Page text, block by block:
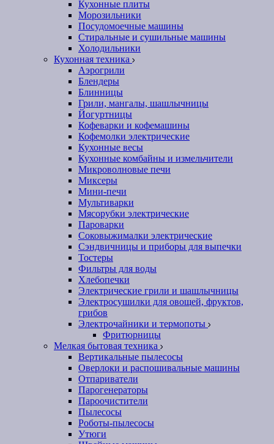
Кухонные плиты
Морозильники
Посудомоечные машины
Стиральные и сушильные машины
Холодильники
Кухонная техника
Аэрогрили
Блендеры
Блинницы
Грили, мангалы, шашлычницы
Йогуртницы
Кофеварки и кофемашины
Кофемолки электрические
Кухонные весы
Кухонные комбайны и измельчители
Микроволновые печи
Миксеры
Мини-печи
Мультиварки
Мясорубки электрические
Пароварки
Соковыжималки электрические
Сэндвичницы и приборы для выпечки
Тостеры
Фильтры для воды
Хлебопечки
Электрические грили и шашлычницы
Электросушилки для овощей, фруктов,
грибов
Электрочайники и термопоты
Фритюрницы
Мелкая бытовая техника
Вертикальные пылесосы
Оверлоки и распошивальные машины
Отпариватели
Парогенераторы
Пароочистители
Пылесосы
Роботы-пылесосы
Утюги